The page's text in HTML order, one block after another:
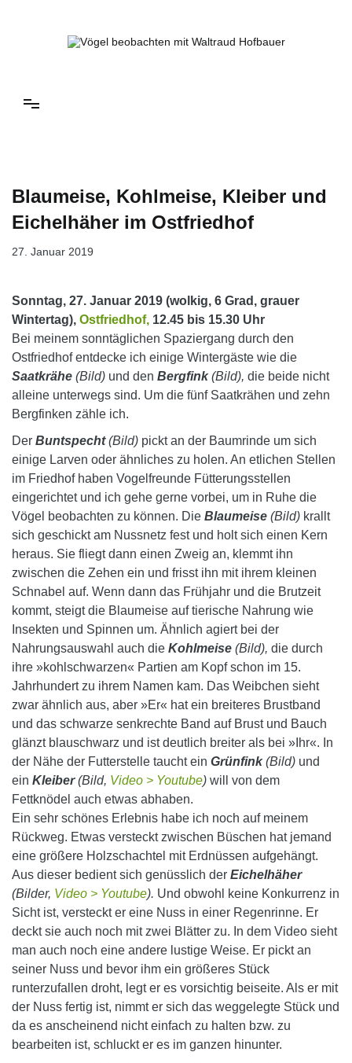
Blaumeise, Kohlmeise, Kleiber und
Eichelhäher im Ostfriedhof
27. Januar 2019
Sonntag, 27. Januar 2019 (wolkig, 6 Grad, grauer
Wintertag), Ostfriedhof, 12.45 bis 15.30 Uhr
Bei meinem sonntäglichen Spaziergang durch den
Ostfriedhof entdecke ich einige Wintergäste wie die
Saatkrähe (Bild) und den Bergfink(Bild), die beide nicht
alleine unterwegs sind. Um die fünf Saatkrähen und zehn
Bergfinken zähle ich.
Der Buntspecht(Bild) pickt an der Baumrinde um sich
einige Larven oder ähnliches zu holen. An etlichen Stellen
im Friedhof haben Vogelfreunde Fütterungsstellen
eingerichtet und ich gehe gerne vorbei, um in Ruhe die
Vögel beobachten zu können. Die Blaumeise (Bild) krallt
sich geschickt am Nussnetz fest und holt sich einen Kern
heraus. Sie fliegt dann einen Zweig an, klemmt ihn
zwischen die Zehen ein und frisst ihn mit ihrem kleinen
Schnabel auf. Wenn dann das Frühjahr und die Brutzeit
kommt, steigt die Blaumeise auf tierische Nahrung wie
Insekten und Spinnen um. Ähnlich agiert bei der
Nahrungsauswahl auch die Kohlmeise (Bild), die durch
ihre »kohlschwarzen« Partien am Kopf schon im 15.
Jahrhundert zu ihrem Namen kam. Das Weibchen sieht
zwar ähnlich aus, aber »Er« hat ein breiteres Brustband
und das schwarze senkrechte Band auf Brust und Bauch
glänzt blauschwarz und ist deutlich breiter als bei »Ihr«. In
der Nähe der Futterstelle taucht ein Grünfink(Bild) und
ein Kleiber(Bild, Video > Youtube) will von dem
Fettknödel auch etwas abhaben.
Ein sehr schönes Erlebnis habe ich noch auf meinem
Rückweg. Etwas versteckt zwischen Büschen hat jemand
eine größere Holzschachtel mit Erdnüssen aufgehängt.
Aus dieser bedient sich genüsslich der Eichelhäher
(Bilder, Video > Youtube). Und obwohl keine Konkurrenz in
Sicht ist, versteckt er eine Nuss in einer Regenrinne. Er
deckt sie auch noch mit zwei Blätter zu. In dem Video sieht
man auch noch eine andere lustige Weise. Er pickt an
seiner Nuss und bevor ihm ein größeres Stück
runterzufallen droht, legt er es vorsichtig beiseite. Als er mit
der Nuss fertig ist, nimmt er sich das weggelegte Stück und
da es anscheinend nicht einfach zu halten bzw. zu
bearbeiten ist, schluckt er es im ganzen hinunter.